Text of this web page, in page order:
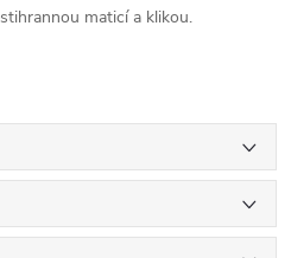
maticí a klikou.